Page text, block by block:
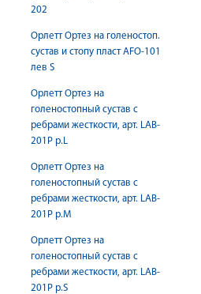
202
Орлетт Ортез на голеностоп.
сустав и стопу пласт AFO-101
лев S
Орлетт Ортез на
голеностопный сустав с
ребрами жесткости, арт. LAB-
201P р.L
Орлетт Ортез на
голеностопный сустав с
ребрами жесткости, арт. LAB-
201P р.M
Орлетт Ортез на
голеностопный сустав с
ребрами жесткости, арт. LAB-
201P р.S